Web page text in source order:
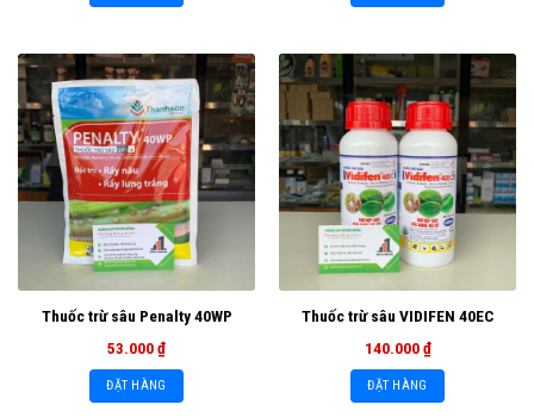
Thuốc trừ sâu Penalty 40WP
53.000₫
ĐẶT HÀNG
Thuốc trừ sâu VIDIFEN 40EC
140.000₫
ĐẶT HÀNG